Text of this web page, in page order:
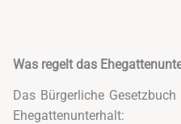
Was regelt das
Das Bürgerliche
Ehegattenunterhalt: